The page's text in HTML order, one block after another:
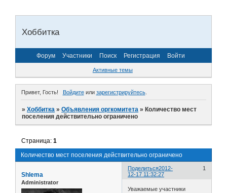
Хоббитка
Форум Участники Поиск Регистрация Войти
Активные темы
Привет, Гость! Войдитеили зарегистрируйтесь.
»Хоббитка »Объявления оргкомитета »Количество мест
поселения действительно ограничено
Количество мест поселения действительно ограничено
Страница:1
Поделиться 1
2012-
12-17 11:32:27
Shlema
Administrator
Уважаемые участники